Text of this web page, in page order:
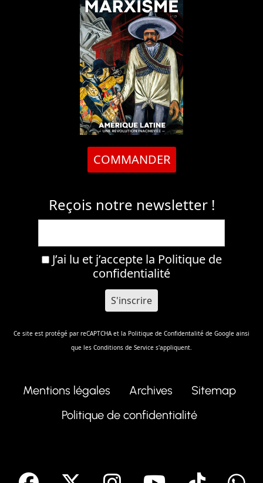
COMMANDER
Reçois notre newsletter !
J’ai lu et j’accepte la Politique de
confidentialité
Ce site est protégé par reCAPTCHA et la Politique de Confidentalité de Google ainsi
que les Conditions de Service s'appliquent.
Mentions légales Archives
Sitemap
Politique de confidentialité
facebook Instagram
Youtube
Tik